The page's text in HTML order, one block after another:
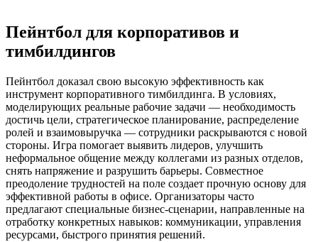
Пейнтбол для корпоративов и
тимбилдингов
Пейнтбол доказал свою высокую эффективность как
инструмент корпоративного тимбилдинга. В условиях,
моделирующих реальные рабочие задачи — необходимость
достичь цели, стратегическое планирование, распределение
ролей и взаимовыручка — сотрудники раскрываются с новой
стороны. Игра помогает выявить лидеров, улучшить
неформальное общение между коллегами из разных отделов,
снять напряжение и разрушить барьеры. Совместное
преодоление трудностей на поле создает прочную основу для
эффективной работы в офисе. Организаторы часто
предлагают специальные бизнес-сценарии, направленные на
отработку конкретных навыков: коммуникации, управления
ресурсами, быстрого принятия решений.